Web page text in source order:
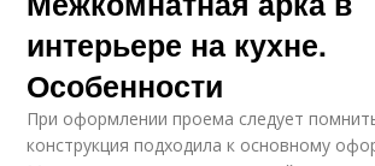
интерьере на кухне.
Особенности
При оформлении проема следует
конструкция подходила к основному